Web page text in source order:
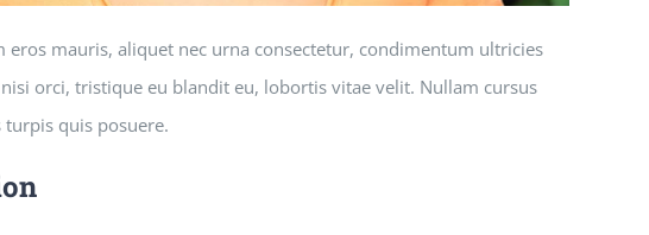
mauris, aliquet nec urna consectetur, condimentum ultricies
orci, tristique eu blandit eu, lobortis vitae velit. Nullam cursus
quis posuere.